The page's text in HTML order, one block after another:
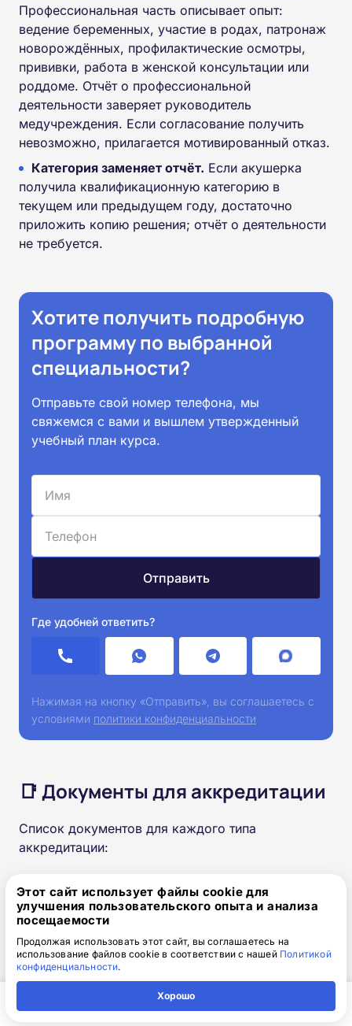
Профессиональная часть описывает опыт:
ведение беременных, участие в родах, патронаж
новорождённых, профилактические осмотры,
прививки, работа в женской консультации или
роддоме. Отчёт о профессиональной
деятельности заверяет руководитель
медучреждения. Если согласование получить
невозможно, прилагается мотивированный отказ.
Категория заменяет отчёт. Если акушерка
получила квалификационную категорию в
текущем или предыдущем году, достаточно
приложить копию решения; отчёт о деятельности
не требуется.
Хотите получить подробную
программу по выбранной
специальности?
Отправьте свой номер телефона, мы
свяжемся с вами и вышлем утвержденный
учебный план курса.
Где удобней ответить?
Нажимая на кнопку «Отправить», вы соглашаетесь с
условиями политики конфиденциальности
📑 Документы для аккредитации
Список документов для каждого типа
аккредитации:
Первичная
Вид аккредитации
Заявление; паспорт; СН
Что нужно предоставить
Этот сайт использует файлы cookie для
улучшения пользовательского опыта и анализа
посещаемости
Продолжая использовать этот сайт, вы соглашаетесь на
использование файлов cookie в соответствии с нашей Политикой
конфиденциальности.
Хорошо